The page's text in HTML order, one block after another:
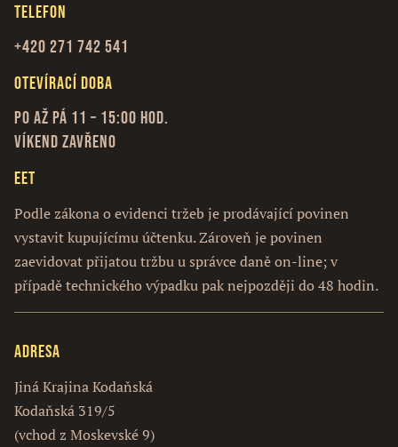
Telefon
+420 271 742 541
Otevírací doba
Po až Pá 11 – 15:00 hod.
Víkend zavřeno
EET
Podle zákona o evidenci tržeb je prodávající povinen
vystavit kupujícímu účtenku. Zároveň je povinen
zaevidovat přijatou tržbu u správce daně on-line; v
případě technického výpadku pak nejpozději do 48 hodin.
Adresa
Jiná Krajina Kodaňská
Kodaňská 319/5
(vchod z Moskevské 9)